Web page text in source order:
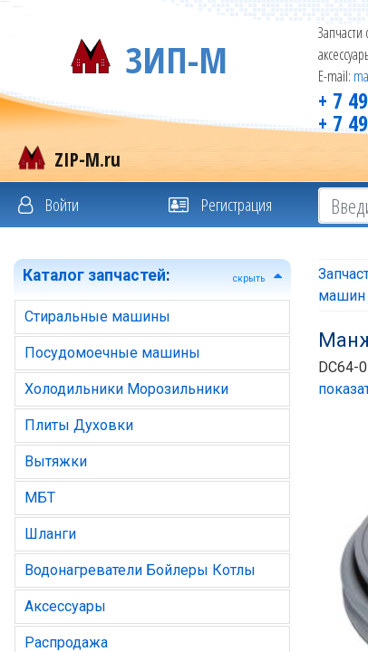
ЗИП-М
E-mail:
+ 7
+ 7
ZIP-M.ru
Войти Регистрация
Каталог запчастей: скрыть
Стиральные машины
Посудомоечные машины
Холодильники Морозильники
Плиты Духовки
Вытяжки
МБТ
Шланги
Водонагреватели Бойлеры Котлы
Аксессуары
Распродажа
машин
DC64-